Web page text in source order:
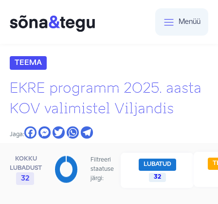
Menüü
TEEMA
EKRE programm 2025. aasta
KOV valimistel Viljandis
Jaga:
KOKKU
LUBADUST
32
Filtreeri
staatuse
järgi:
LUBATUD
32